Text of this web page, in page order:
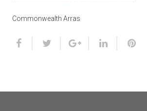
Commonwealth Arras